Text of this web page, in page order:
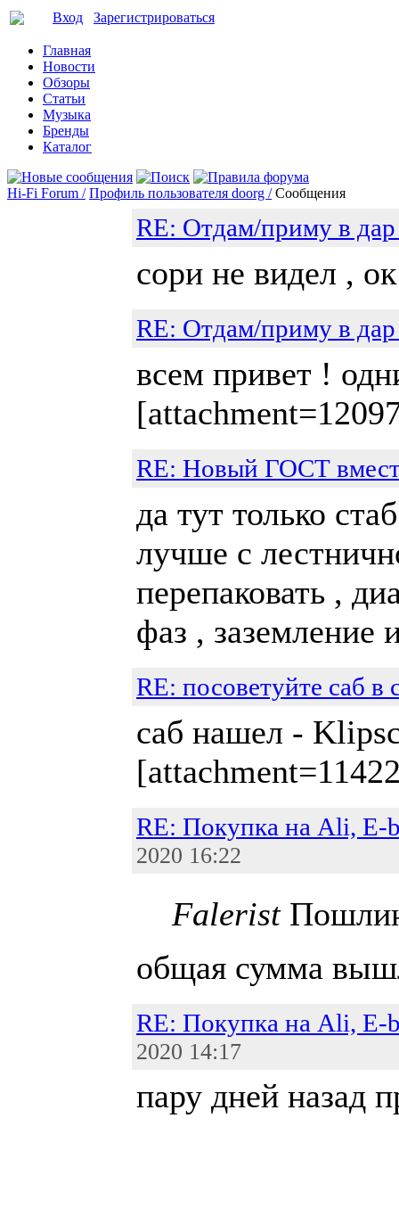
Вход Зарегистрироваться
Главная
Новости
Обзоры
Статьи
Музыка
Бренды
Каталог
Hi-Fi Forum / Профиль пользователя doorg / Сообщения
RE: Отдам/приму в дар
сори не видел ,
RE: Отдам/приму в дар
всем привет !
RE: Новый ГОСТ
да тут только
лучше с
перепаковать ,
фаз , заземление
RE: посоветуйте саб в
саб нашел -
RE: Покупка на Ali, E-
2020 16:22
Falerist
общая сумма
RE: Покупка на Ali, E-
2020 14:17
пару дней назад